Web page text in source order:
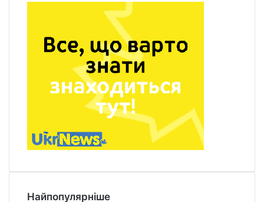
Найпопулярніше